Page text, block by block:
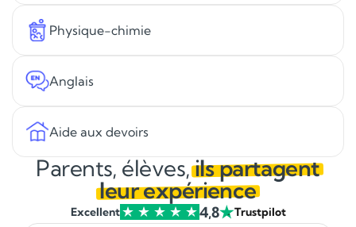
Physique-chimie
Anglais
Aide aux devoirs
Parents, élèves,ils partagent
leur expérience
Excellent 4,8 Trustpilot